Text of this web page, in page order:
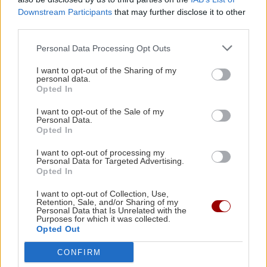
Downstream Participants that may further disclose it to other
Personal Data Processing Opt Outs
I want to opt-out of the Sharing of my
personal data.
Opted In
I want to opt-out of the Sale of my
Personal Data.
Opted In
I want to opt-out of processing my
Personal Data for Targeted Advertising.
Opted In
I want to opt-out of Collection, Use,
Retention, Sale, and/or Sharing of my
Personal Data that Is Unrelated with the
Purposes for which it was collected.
Opted Out
CONFIRM
Εξωδικαστικός Μηχανισμός: Πάνω από 20 δισ.
ευρώ οι ρυθμισμένες οφειλές
Μικροσκοπικές δίνες ανακαλύφθηκαν για
πρώτη φορά στην επιφάνεια του Ήλιου
ΑΠΟΨΕΙΣ
Φουρνοφάραγγο. Της Μαρίας Καραταράκη*
ΑΘΛΗΤΙΚΑ
Ανατροπή με Γιάννη Αντετοκούνμπο στην
Εθνική ομάδα μπάσκετ
GOSSIP - LIFESTYLE
ΣΧΕΣΕΙΣ ΚΑΙ SEX
Πώς τερματίζονται οι σχέσεις με
αξιοπρέπεια
Conference League: Ισοπαλία, μέτρια
στη Σόφια για τον Παναθηναϊκό